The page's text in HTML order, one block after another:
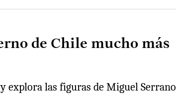
de Chile mucho más
explora las figuras de Miguel Serrano